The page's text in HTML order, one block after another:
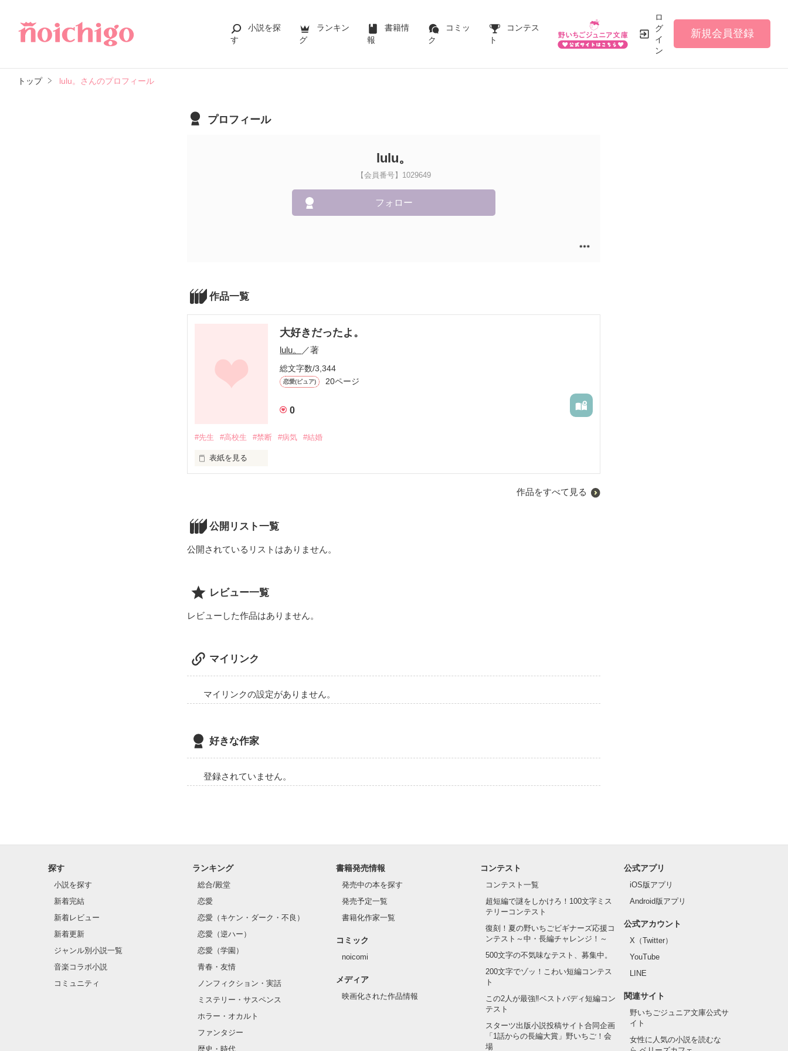
小説を探
す
ランキン
グ
書籍情
報
コミッ
ク
コンテス
ト
ロ
グ
イ
ン
新規会員登録
トップ lulu。さんのプロフィール
プロフィール
lulu。
【会員番号】1029649
フォロー
作品一覧
大好きだったよ。
lulu。 ／著
総文字数/3,344
恋愛(ピュア) 20ページ
0
#先生 #高校生 #禁断 #病気 #結婚
表紙を見る
一緒に行ってやるから、ほら行くぞ。」
他人ばっか優先しすぎだ。」
そう思ったことは沢山あった。
でも５年経った今、
私、すごく幸せだよ。
先生、沢山沢山、ありがとう。
作品をすべて見る
公開リスト一覧
公開されているリストはありません。
レビュー一覧
レビューした作品はありません。
マイリンク
マイリンクの設定がありません。
好きな作家
登録されていません。
探す
小説を探す
新着完結
新着レビュー
新着更新
ジャンル別小説一覧
音楽コラボ小説
コミュニティ
ランキング
総合/殿堂
恋愛
恋愛（キケン・ダーク・不良）
恋愛（逆ハー）
恋愛（学園）
青春・友情
ノンフィクション・実話
ミステリー・サスペンス
ホラー・オカルト
ファンタジー
歴史・時代
書籍発売情報
発売中の本を探す
発売予定一覧
書籍化作家一覧
コミック
noicomi
メディア
映画化された作品情報
コンテスト
コンテスト一覧
超短編で謎をしかけろ！100文字ミス
テリーコンテスト
復刻！夏の野いちごビギナーズ応援コ
ンテスト～中・長編チャレンジ！～
500文字の不気味なテスト、募集中。
200文字でゾッ！こわい短編コンテス
ト
この2人が最強‼ベストバディ短編コン
テスト
スターツ出版小説投稿サイト合同企画
「1話からの長編大賞」野いちご！会
場
公式アプリ
iOS版アプリ
Android版アプリ
公式アカウント
X（Twitter）
YouTube
LINE
関連サイト
野いちごジュニア文庫公式サ
イト
女性に人気の小説を読むな